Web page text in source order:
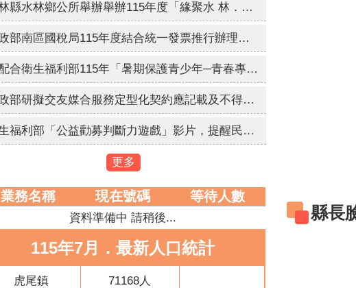
雲林縣水林鄉公所舉辦舉辦115年度「緣聚水 林．幸福同行」未婚員工暨環境教育聯誼活動，歡迎符合資格之未婚教職員工踴躍報名參加。
財政部南區國稅局115年度結合統一發票推行辦理全國性重大施政「統一發票兌獎APP(新版)全國推廣活動」，活動時間: 115年7月14日上午10時至9月30日下午6時止，歡迎踴躍參加。
為配合衛生福利部115年「暑期保護青少年─青春專案」，進行維護青少年健康成長環境與犯罪預防宣導。
內政部研擬交友媒合服務定型化契約應記載及不得記載事項，自115年9月1日生效實施。
衛生福利部「公益勸募判斷力遊戲」影片，提醒民眾於捐款前多加利用「公益勸募管理系統」查詢。
更多
業務名稱 現在號碼 等待人數
資料準備中 請稍後...
115年7月．最新人口統計
虎尾鎮 71168人
縣長